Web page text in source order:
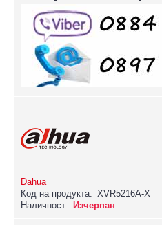
Dahua
Код на продукта: XVR5216A-X
Наличност:
Изчерпан